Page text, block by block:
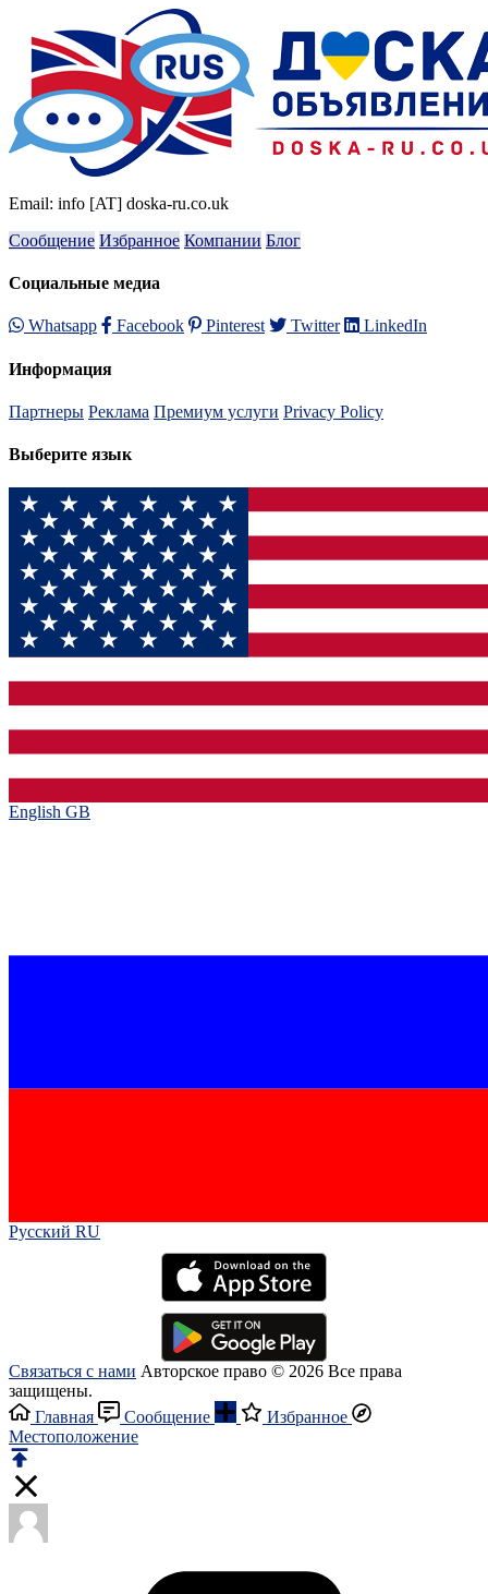
Email: info [AT] doska-ru.co.uk
Сообщение Избранное Компании Блог
Социальные медиа
Whatsapp Facebook Pinterest Twitter LinkedIn
Информация
Партнеры Реклама Премиум услуги Privacy Policy
Выберите язык
English GB‎
Русский RU‎
Связаться с нами Авторское право © 2026 Все права
защищены.
Главная
Сообщение
Избранное
Местоположение